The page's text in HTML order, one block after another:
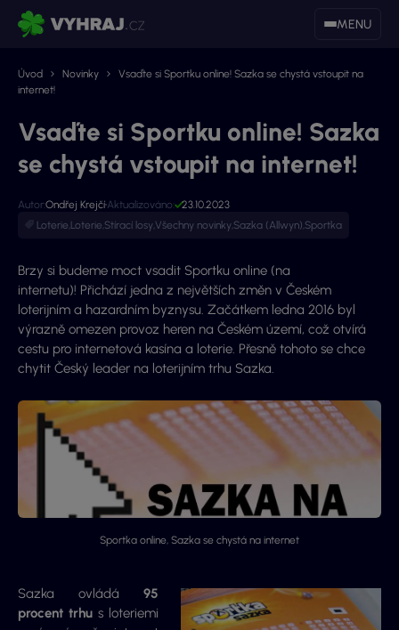
MENU
Úvod Novinky
Vsaďte si Sportku online! Sazka se chystá vstoupit na
internet!
Vsaďte si Sportku online! Sazka
se chystá vstoupit na internet!
Autor:Ondřej Krejčí Aktualizováno:
23.10.2023
Loterie,Loterie,Stírací losy,Všechny novinky,Sazka (Allwyn),Sportka
Brzy si budeme moct vsadit Sportku online (na
internetu)! Přichází jedna z největších změn v Českém
loterijním a hazardním byznysu. Začátkem ledna 2016 byl
výrazně omezen provoz heren na Českém území, což otvírá
cestu pro internetová kasína a loterie. Přesně tohoto se chce
chytit Český leader na loterijním trhu Sazka.
Sportka online, Sazka se chystá na internet
Sazka ovládá 95
procent trhu s loteriemi